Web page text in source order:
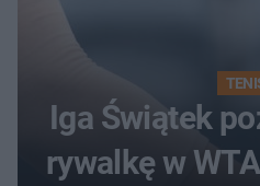
Iga Świątek
rywalkę w